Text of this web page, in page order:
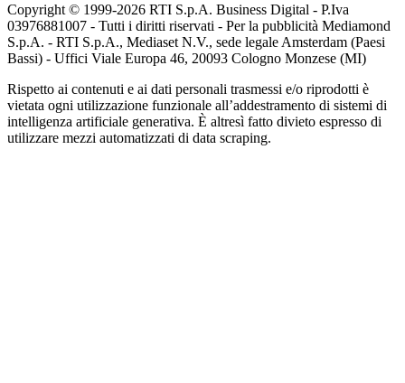
Copyright © 1999-2026 RTI S.p.A. Business Digital - P.Iva
03976881007 - Tutti i diritti riservati - Per la pubblicità Mediamond
S.p.A. - RTI S.p.A., Mediaset N.V., sede legale Amsterdam (Paesi
Bassi) - Uffici Viale Europa 46, 20093 Cologno Monzese (MI)
Rispetto ai contenuti e ai dati personali trasmessi e/o riprodotti è
vietata ogni utilizzazione funzionale all’addestramento di sistemi di
intelligenza artificiale generativa. È altresì fatto divieto espresso di
utilizzare mezzi automatizzati di data scraping.